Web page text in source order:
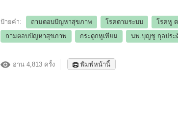
ป้ายคำ: ถามตอบปัญหาสุขภาพ โรคตามระบบ โรคหู
ถามตอบปัญหาสุขภาพ
กระดูกหูเทียม นพ.บุญชู กุลประ
อ่าน 4,813 ครั้ง พิมพ์หน้านี้